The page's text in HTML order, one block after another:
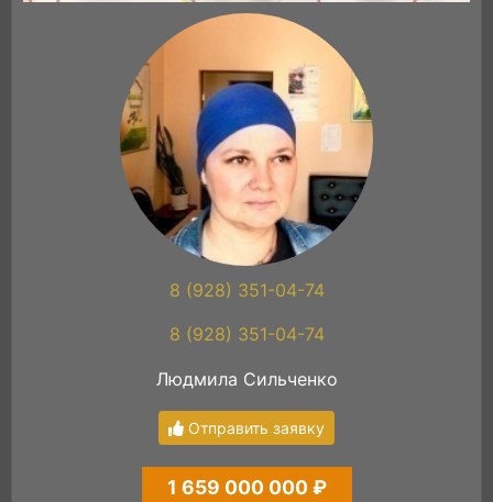
8 (928) 351-04-74
8 (928) 351-04-74
Людмила Сильченко
Отправить заявку
1 659 000 000 ₽